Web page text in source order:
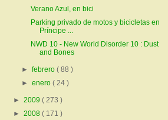
Verano Azul, en bici
Parking privado de motos y bicicletas en
Príncipe ...
NWD 10 - New World Disorder 10 : Dust
and Bones
►febrero( 88 )
►enero( 24 )
► 2009 ( 273 )
► 2008 ( 171 )